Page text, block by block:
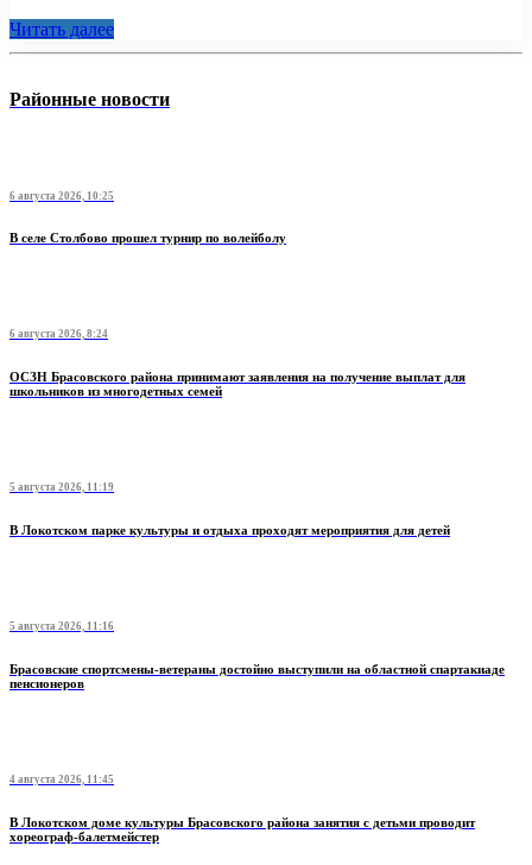
Читать далее
Районные новости
6 августа 2026, 10:25
В селе Столбово прошел турнир по волейболу
6 августа 2026, 8:24
ОСЗН Брасовского района принимают заявления на получение выплат для
школьников из многодетных семей
5 августа 2026, 11:19
В Локотском парке культуры и отдыха проходят мероприятия для детей
5 августа 2026, 11:16
Брасовские спортсмены-ветераны достойно выступили на областной спартакиаде
пенсионеров
4 августа 2026, 11:45
В Локотском доме культуры Брасовского района занятия с детьми проводит
хореограф-балетмейстер